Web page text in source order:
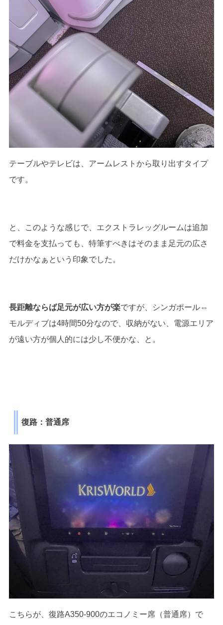
テーブルやテレビは、アームレストから取り出すタイプ
です。
と、このような感じで、エクストラレッグルームは追加
で料金を支払っても、特筆すべきはそのまま足元の広さ
だけかなぁという印象でした。
長距離ならば足元が広い方が楽ですが、シンガポール⇔
モルディブは4時間50分なので、収納がない、電源エリア
が遠い方が個人的には少し不便かな、と。
復路：普通席
こちらが、復路A350-900のエコノミー席（普通席）で